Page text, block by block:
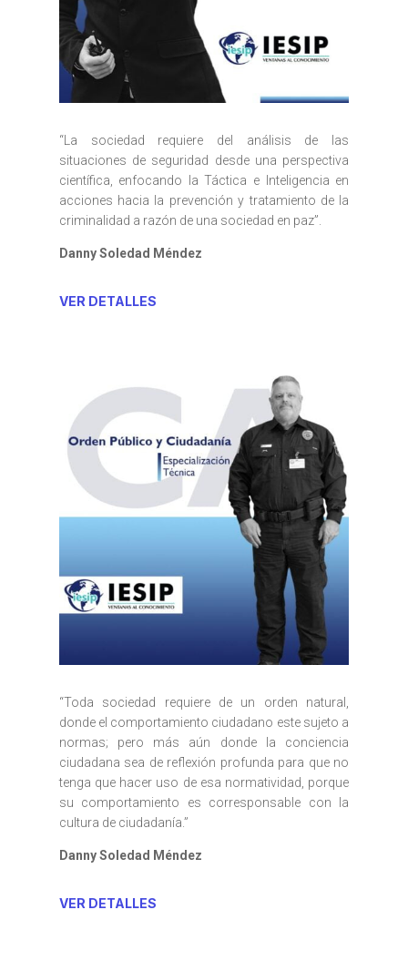
“La sociedad requiere del análisis de las
situaciones de seguridad desde una perspectiva
científica, enfocando la Táctica e Inteligencia en
acciones hacia la prevención y tratamiento de la
criminalidad a razón de una sociedad en paz”.
Danny Soledad Méndez
VER DETALLES
“Toda sociedad requiere de un orden natural,
donde el comportamiento ciudadano este sujeto a
normas; pero más aún donde la conciencia
ciudadana sea de reflexión profunda para que no
tenga que hacer uso de esa normatividad, porque
su comportamiento es corresponsable con la
cultura de ciudadanía.”
Danny Soledad Méndez
VER DETALLES